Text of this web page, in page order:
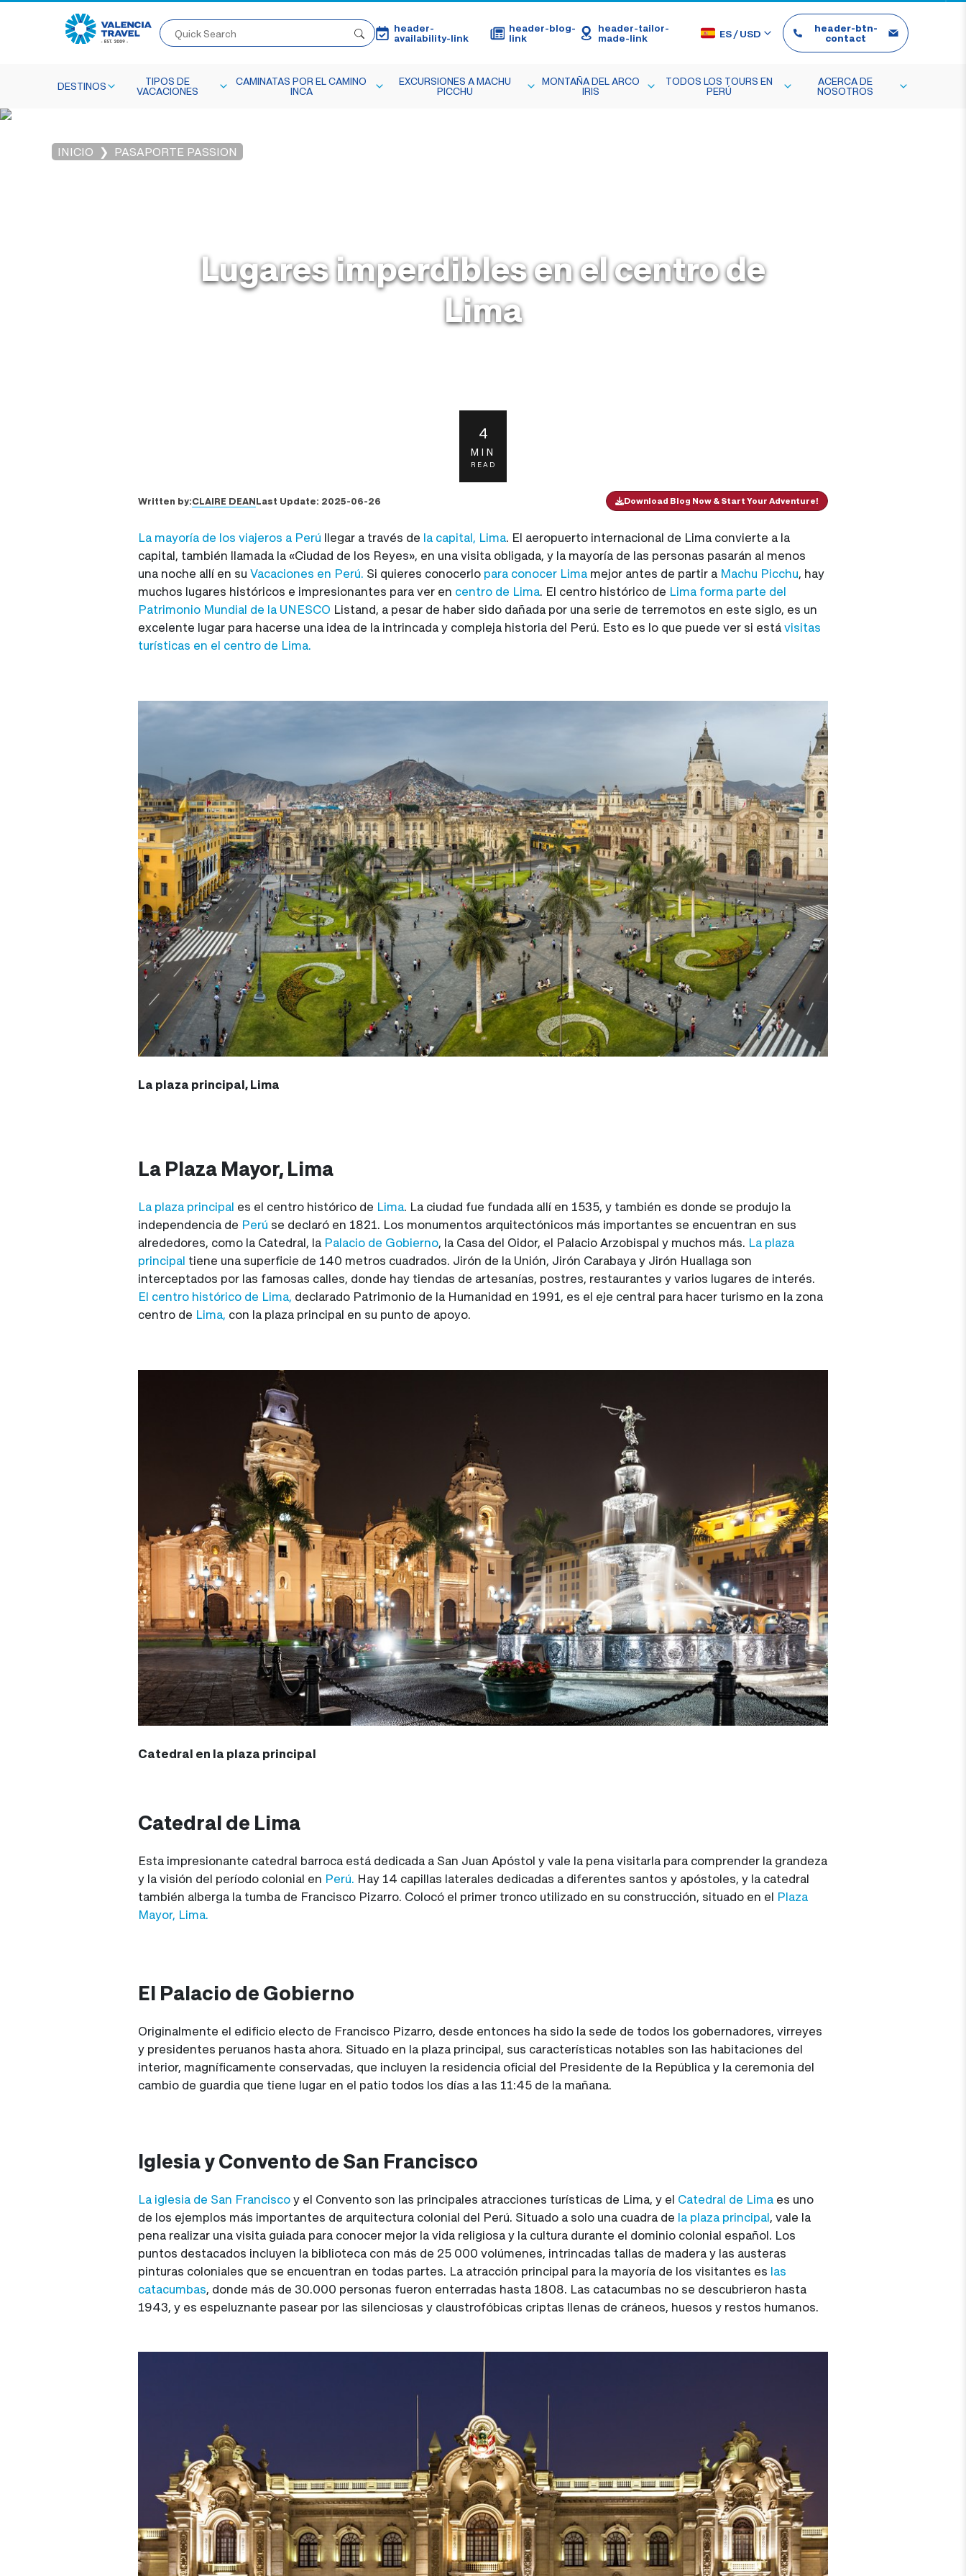
header-
availability-link
header-blog-
link
header-tailor-
made-link
ES/USD
header-btn-
contact
DESTINOS
TIPOS DE
VACACIONES
CAMINATAS POR EL CAMINO
INCA
EXCURSIONES A MACHU
PICCHU
MONTAÑA DEL ARCO
IRIS
TODOS LOS TOURS EN
PERÚ
ACERCA DE
NOSOTROS
INICIO PASAPORTE PASSION
Lugares imperdibles en el centro de
Lima
4
MIN
READ
Written by:CLAIRE DEANLast Update: 2025-06-26 Download Blog Now & Start Your Adventure!
La mayoría de los viajeros a Perú llegar a través de la capital, Lima. El aeropuerto internacional de Lima convierte a la
capital, también llamada la «Ciudad de los Reyes», en una visita obligada, y la mayoría de las personas pasarán al menos
una noche allí en su Vacaciones en Perú. Si quieres conocerlo para conocer Lima mejor antes de partir a Machu Picchu, hay
muchos lugares históricos e impresionantes para ver en centro de Lima. El centro histórico de Lima forma parte del
Patrimonio Mundial de la UNESCO Listand, a pesar de haber sido dañada por una serie de terremotos en este siglo, es un
excelente lugar para hacerse una idea de la intrincada y compleja historia del Perú. Esto es lo que puede ver si estávisitas
turísticas en el centro de Lima.
La plaza principal, Lima
La Plaza Mayor, Lima
La plaza principal es el centro histórico de Lima. La ciudad fue fundada allí en 1535, y también es donde se produjo la
independencia de Perú se declaró en 1821. Los monumentos arquitectónicos más importantes se encuentran en sus
alrededores, como la Catedral, la Palacio de Gobierno, la Casa del Oidor, el Palacio Arzobispal y muchos más. La plaza
principal tiene una superficie de 140 metros cuadrados. Jirón de la Unión, Jirón Carabaya y Jirón Huallaga son
interceptados por las famosas calles, donde hay tiendas de artesanías, postres, restaurantes y varios lugares de interés.
El centro histórico de Lima, declarado Patrimonio de la Humanidad en 1991, es el eje central para hacer turismo en la zona
centro de Lima, con la plaza principal en su punto de apoyo.
Catedral en la plaza principal
Catedral de Lima
Esta impresionante catedral barroca está dedicada a San Juan Apóstol y vale la pena visitarla para comprender la grandeza
y la visión del período colonial en Perú. Hay 14 capillas laterales dedicadas a diferentes santos y apóstoles, y la catedral
también alberga la tumba de Francisco Pizarro. Colocó el primer tronco utilizado en su construcción, situado en el Plaza
Mayor, Lima.
El Palacio de Gobierno
Originalmente el edificio electo de Francisco Pizarro, desde entonces ha sido la sede de todos los gobernadores, virreyes
y presidentes peruanos hasta ahora. Situado en la plaza principal, sus características notables son las habitaciones del
interior, magníficamente conservadas, que incluyen la residencia oficial del Presidente de la República y la ceremonia del
cambio de guardia que tiene lugar en el patio todos los días a las 11:45 de la mañana.
Iglesia y Convento de San Francisco
La iglesia de San Franciscoy el Convento son las principales atracciones turísticas de Lima, y el Catedral de Lima es uno
de los ejemplos más importantes de arquitectura colonial del Perú. Situado a solo una cuadra de la plaza principal, vale la
pena realizar una visita guiada para conocer mejor la vida religiosa y la cultura durante el dominio colonial español. Los
puntos destacados incluyen la biblioteca con más de 25 000 volúmenes, intrincadas tallas de madera y las austeras
pinturas coloniales que se encuentran en todas partes. La atracción principal para la mayoría de los visitantes es las
catacumbas, donde más de 30.000 personas fueron enterradas hasta 1808. Las catacumbas no se descubrieron hasta
1943, y es espeluznante pasear por las silenciosas y claustrofóbicas criptas llenas de cráneos, huesos y restos humanos.